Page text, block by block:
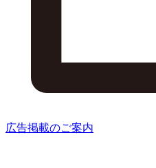
広告掲載のご案内